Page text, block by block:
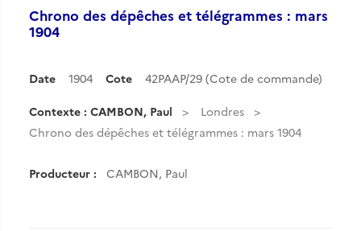
Chrono des dépêches et télégrammes : mars
1904
Date 1904 Cote 42PAAP/29 (Cote de commande)
Contexte : CAMBON, Paul
Londres
Chrono des dépêches et télégrammes : mars 1904
Producteur : CAMBON, Paul